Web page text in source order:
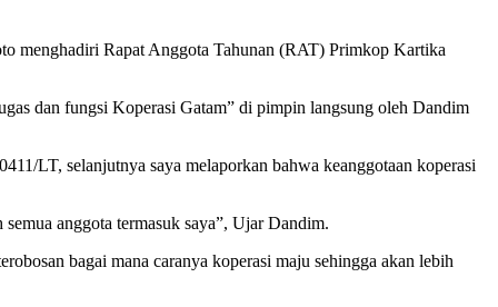
menghadiri Rapat Anggota Tahunan (RAT) Primkop Kartika
dan fungsi Koperasi Gatam” di pimpin langsung oleh Dandim
LT, selanjutnya saya melaporkan bahwa keanggotaan koperasi
anggota termasuk saya”, Ujar Dandim.
bagai mana caranya koperasi maju sehingga akan lebih